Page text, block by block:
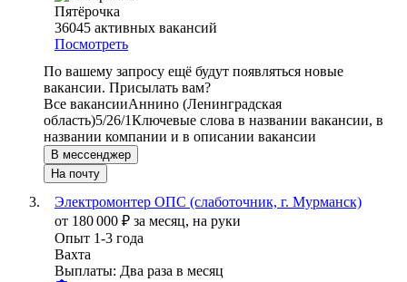
Пятёрочка
36045 активных вакансий
Посмотреть
По вашему запросу ещё будут появляться новые
вакансии. Присылать вам?
Все вакансииАннино (Ленинградская
область)5/26/1Ключевые слова в названии вакансии, в
названии компании и в описании вакансии
В мессенджер
На почту
Электромонтер ОПС (слаботочник, г. Мурманск)
от 180 000 ₽ за месяц, на руки
Опыт 1-3 года
Вахта
Выплаты: Два раза в месяц